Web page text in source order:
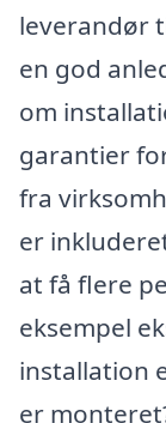
leverandør
en god
om
garantier
fra
er
at få flere
eksempel
installation
er